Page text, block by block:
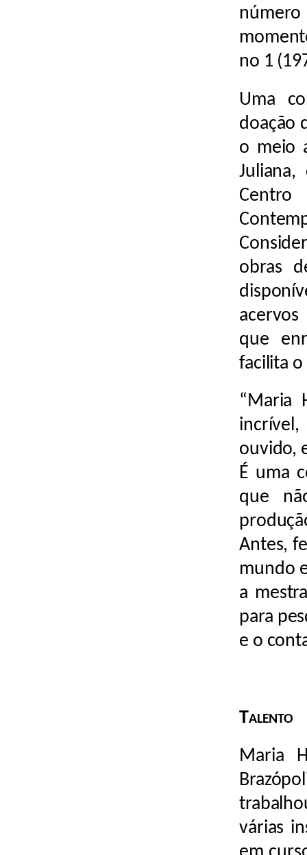
no 1
Uma
doação
o meio
Centro
obras
acervos
que
facilita o
“Maria
ouvido,
É uma
que
Antes,
mundo
a
para
e o
Talento
Maria
várias